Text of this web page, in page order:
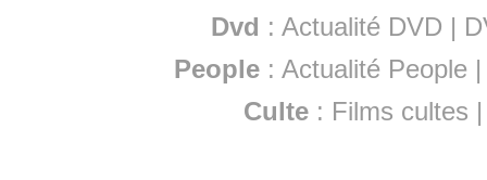
Dvd : Actualité DVD |
People :Actualité People
Culte : Films cultes